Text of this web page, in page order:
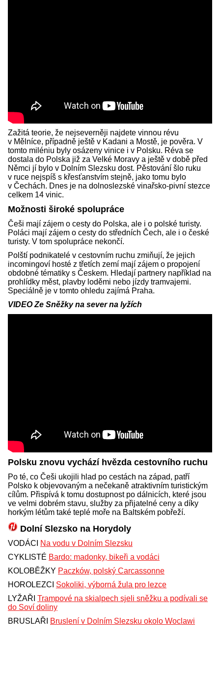
Zažitá teorie, že nejseverněji najdete vinnou révu
v Mělníce, případně ještě v Kadani a Mostě, je pověra. V
tomto miléniu byly osázeny vinice i v Polsku. Réva se
dostala do Polska již za Velké Moravy a ještě v době před
Němci jí bylo v Dolním Slezsku dost. Pěstování šlo ruku
v ruce nejspíš s křesťanstvím stejně, jako tomu bylo
v Čechách. Dnes je na dolnoslezské vinařsko-pivní stezce
celkem 14 vinic.
Možnosti široké spolupráce
Češi mají zájem o cesty do Polska, ale i o polské turisty.
Poláci mají zájem o cesty do středních Čech, ale i o české
turisty. V tom spolupráce nekončí.
Polští podnikatelé v cestovním ruchu zmiňují, že jejich
incomingoví hosté z třetích zemí mají zájem o propojení
obdobné tématiky s Českem. Hledají partnery například na
prohlídky měst, plavby loděmi nebo jízdy tramvajemi.
Speciálně je v tomto ohledu zajímá Praha.
VIDEO Ze Sněžky na sever na lyžích
Polsku znovu vychází hvězda cestovního ruchu
Po té, co Češi ukojili hlad po cestách na západ, patří
Polsko k objevovaným a nečekaně atraktivním turistickým
cílům. Přispívá k tomu dostupnost po dálnicích, které jsou
ve velmi dobrém stavu, služby za přijatelné ceny a díky
horkým létům také teplé moře na Baltském pobřeží.
Dolní Slezsko na Horydoly
VODÁCI
Na vodu v Dolním Slezsku
CYKLISTÉ Bardo: madonky, bikeři a vodáci
KOLOBĚŽKY Paczków, polský Carcassonne
HOROLEZCI Sokoliki, výborná žula pro lezce
LYŽAŘI Trampové na skialpech sjeli sněžku a podívali se
do Soví doliny
BRUSLAŘI
Bruslení v Dolním Slezsku okolo Woclawi